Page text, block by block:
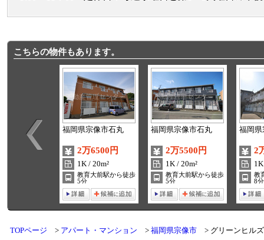
こちらの物件もあります。
福岡県宗像市石丸
2万6500円
1K / 20m²
教育大前駅から徒歩
5分
福岡県宗像市石丸
2万5500円
1K / 20m²
教育大前駅から徒歩
5分
福岡県
2
教
8分
TOPページ アパート・マンション 福岡県宗像市 グリーンヒルズ